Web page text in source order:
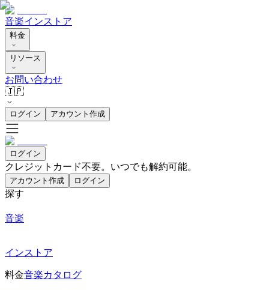
音楽インストア
料金
リソース
お問い合わせ
🇯🇵
ログイン アカウント作成
ログイン
クレジットカード不要。いつでも解約可能。
アカウント作成 ログイン
探す
音楽
インストア
料金音楽カタログ